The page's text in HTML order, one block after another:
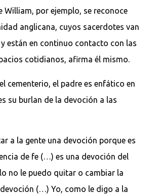
William, por ejemplo, se reconoce
anglicana, cuyos sacerdotes van
están en continuo contacto con las
cotidianos, afirma él mismo.
cementerio, el padre es enfático en
su burlan de la devoción a las
a la gente una devoción porque es
de fe (…) es una devoción del
no le puedo quitar o cambiar la
(…) Yo, como le digo a la